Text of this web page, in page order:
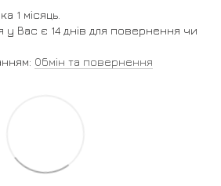
1 місяць.
Вас є 14 днів для повернення чи
Обмін та повернення